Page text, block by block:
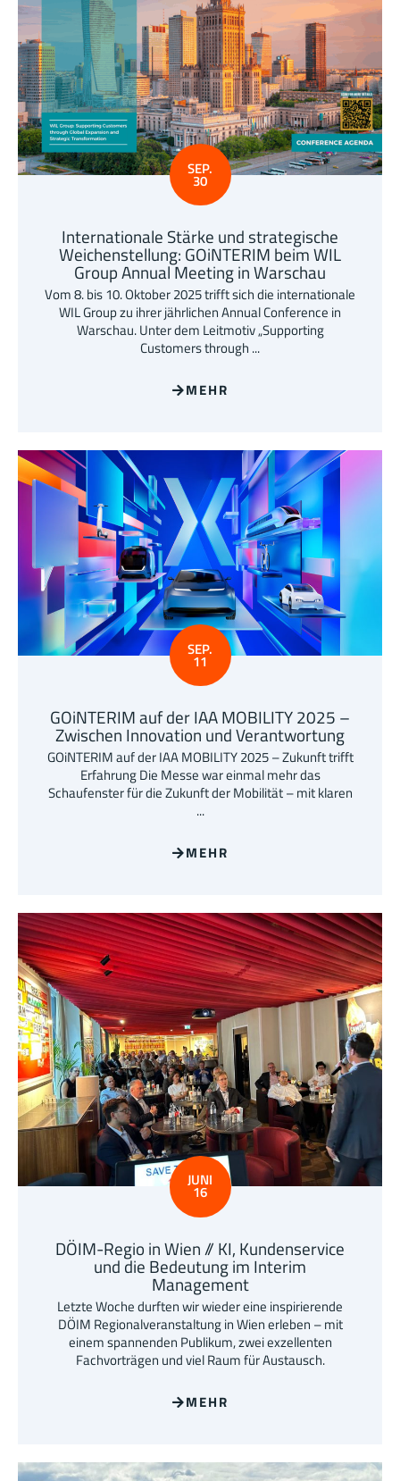
SEP.
30
Internationale Stärke und strategische
Weichenstellung: GOiNTERIM beim WIL
Group Annual Meeting in Warschau
Vom 8. bis 10. Oktober 2025 trifft sich die internationale
WIL Group zu ihrer jährlichen Annual Conference in
Warschau. Unter dem Leitmotiv „Supporting
Customers through ...
MEHR
SEP.
11
GOiNTERIM auf der IAA MOBILITY 2025 –
Zwischen Innovation und Verantwortung
GOiNTERIM auf der IAA MOBILITY 2025 – Zukunft trifft
Erfahrung Die Messe war einmal mehr das
Schaufenster für die Zukunft der Mobilität – mit klaren
...
MEHR
JUNI
16
DÖIM-Regio in Wien // KI, Kundenservice
und die Bedeutung im Interim
Management
Letzte Woche durften wir wieder eine inspirierende
DÖIM Regionalveranstaltung in Wien erleben – mit
einem spannenden Publikum, zwei exzellenten
Fachvorträgen und viel Raum für Austausch.
MEHR